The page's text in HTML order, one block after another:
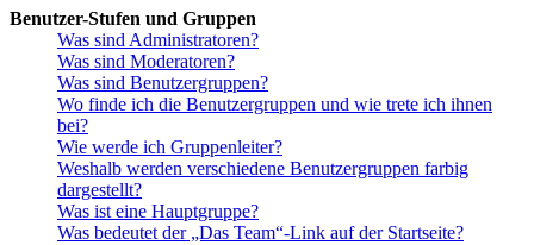
Benutzer-Stufen und Gruppen
Was sind Administratoren?
Was sind Moderatoren?
Was sind Benutzergruppen?
Wo finde ich die Benutzergruppen und wie trete ich ihnen
bei?
Wie werde ich Gruppenleiter?
Weshalb werden verschiedene Benutzergruppen farbig
dargestellt?
Was ist eine Hauptgruppe?
Was bedeutet der „Das Team“-Link auf der Startseite?